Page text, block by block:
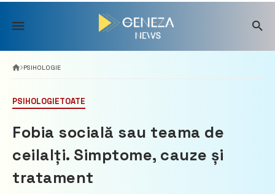
Skip
content
PSIHOLOGIE
PSIHOLOGIETOATE
Fobia socială sau teama de
ceilalți. Simptome, cauze și
tratament